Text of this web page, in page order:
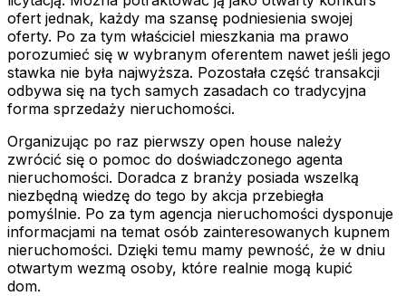
ofert jednak, każdy ma szansę podniesienia swojej
oferty. Po za tym właściciel mieszkania ma prawo
porozumieć się w wybranym oferentem nawet jeśli jego
stawka nie była najwyższa. Pozostała część transakcji
odbywa się na tych samych zasadach co tradycyjna
forma sprzedaży nieruchomości.
Organizując po raz pierwszy open house należy
zwrócić się o pomoc do doświadczonego agenta
nieruchomości. Doradca z branży posiada wszelką
niezbędną wiedzę do tego by akcja przebiegła
pomyślnie. Po za tym agencja nieruchomości dysponuje
informacjami na temat osób zainteresowanych kupnem
nieruchomości. Dzięki temu mamy pewność, że w dniu
otwartym wezmą osoby, które realnie mogą kupić
dom.